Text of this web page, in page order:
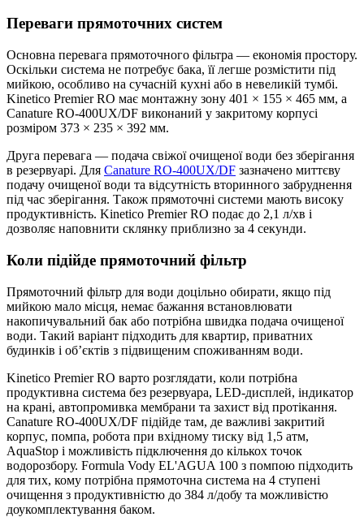
Переваги прямоточних систем
Основна перевага прямоточного фільтра — економія простору.
Оскільки система не потребує бака, її легше розмістити під
мийкою, особливо на сучасній кухні або в невеликій тумбі.
Kinetico Premier RO має монтажну зону 401 × 155 × 465 мм, а
Canature RO-400UX/DF виконаний у закритому корпусі
розміром 373 × 235 × 392 мм.
Друга перевага — подача свіжої очищеної води без зберігання
в резервуарі. Для Canature RO-400UX/DF зазначено миттєву
подачу очищеної води та відсутність вторинного забруднення
під час зберігання. Також прямоточні системи мають високу
продуктивність. Kinetico Premier RO подає до 2,1 л/хв і
дозволяє наповнити склянку приблизно за 4 секунди.
Коли підійде прямоточний фільтр
Прямоточний фільтр для води доцільно обирати, якщо під
мийкою мало місця, немає бажання встановлювати
накопичувальний бак або потрібна швидка подача очищеної
води. Такий варіант підходить для квартир, приватних
будинків і об’єктів з підвищеним споживанням води.
Kinetico Premier RO варто розглядати, коли потрібна
продуктивна система без резервуара, LED-дисплей, індикатор
на крані, автопромивка мембрани та захист від протікання.
Canature RO-400UX/DF підійде там, де важливі закритий
корпус, помпа, робота при вхідному тиску від 1,5 атм,
AquaStop і можливість підключення до кількох точок
водорозбору. Formula Vody EL'AGUA 100 з помпою підходить
для тих, кому потрібна прямоточна система на 4 ступені
очищення з продуктивністю до 384 л/добу та можливістю
доукомплектування баком.